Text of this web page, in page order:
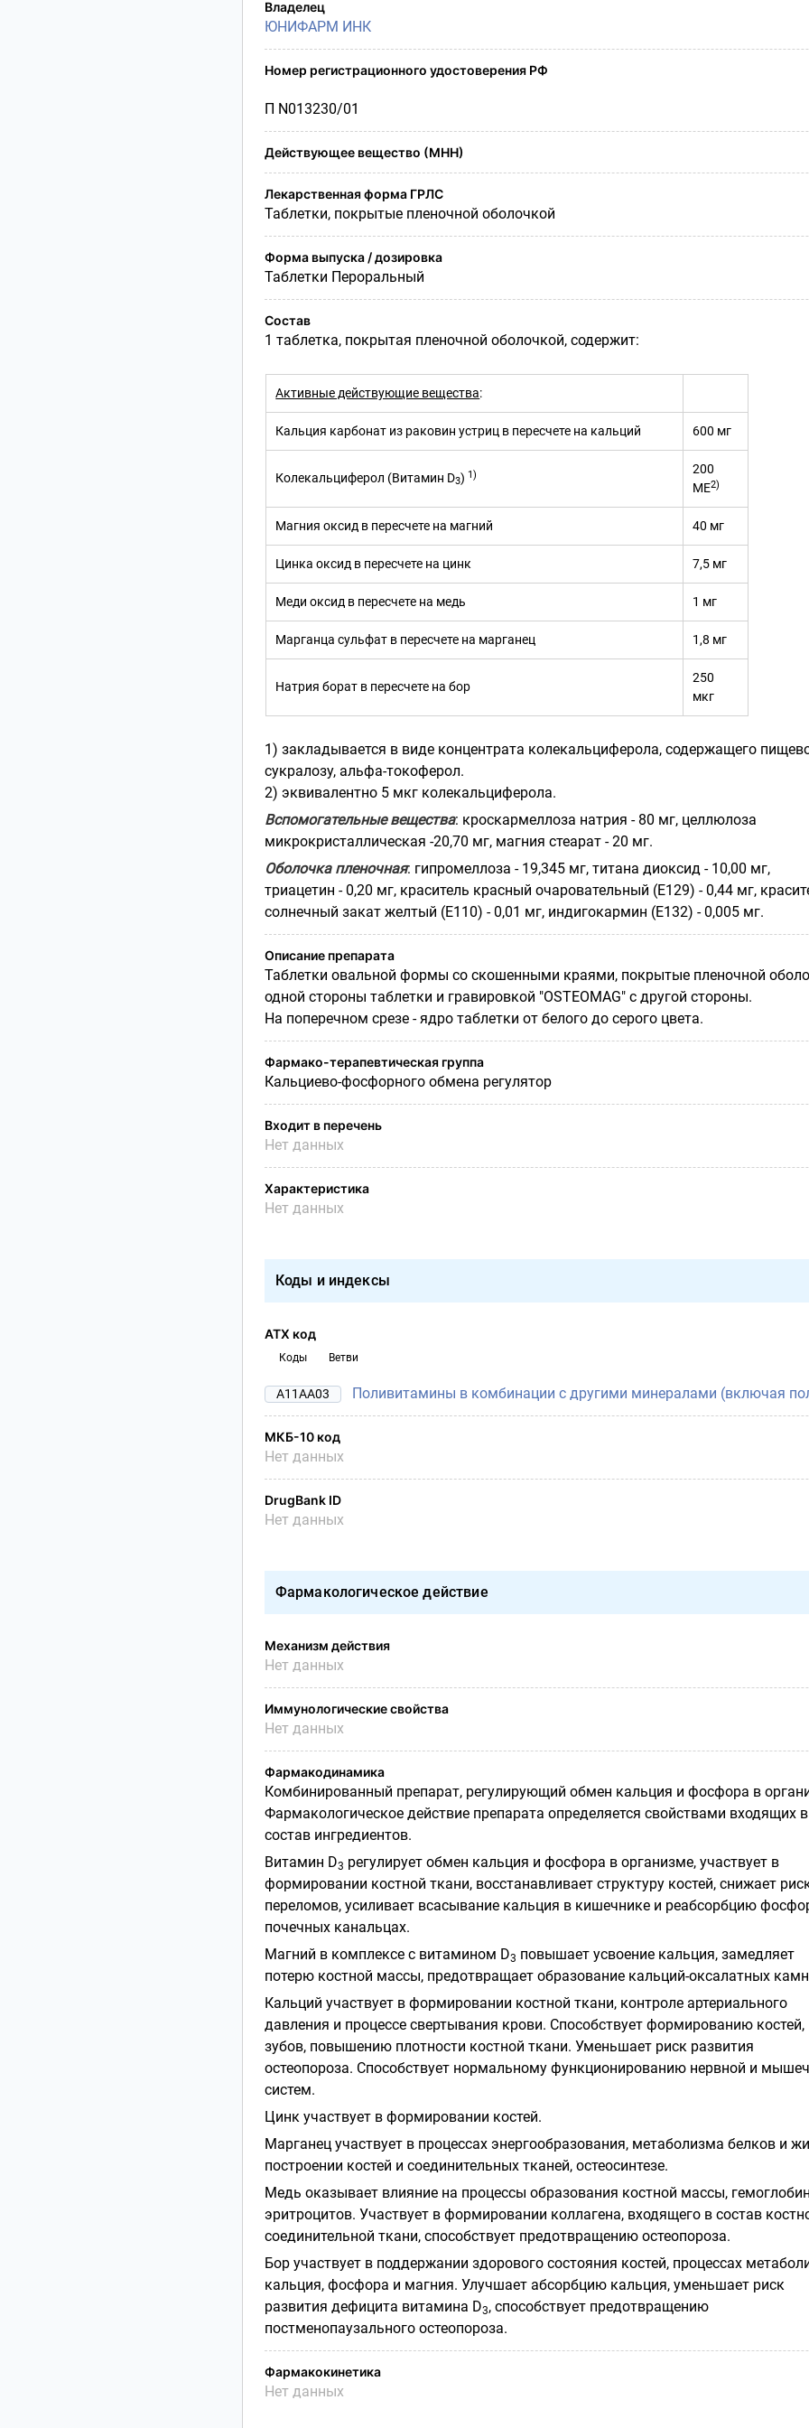
Владелец
ЮНИФАРМ ИНК
Номер регистрационного удостоверения РФ
П N013230/01
Действующее вещество (МНН)
Лекарственная форма ГРЛС
Таблетки, покрытые пленочной оболочкой
Форма выпуска / дозировка
Таблетки Пероральный
Состав
1 таблетка, покрытая пленочной оболочкой, содержит:
Активные действующие вещества:
Кальция карбонат из раковин устриц в пересчете на кальций 600 мг
Колекальциферол (Витамин D3) 1)
200
ME2)
Магния оксид в пересчете на магний 40 мг
Цинка оксид в пересчете на цинк 7,5 мг
Меди оксид в пересчете на медь 1 мг
Марганца сульфат в пересчете на марганец 1,8 мг
Натрия борат в пересчете на бор
250
мкг
1) закладывается в виде концентрата колекальциферола, содержащего
сукралозу, альфа-токоферол.
2) эквивалентно 5 мкг колекальциферола.
Вспомогательные вещества: кроскармеллоза натрия - 80 мг, целлюлоза
микрокристаллическая -20,70 мг, магния стеарат - 20 мг.
Оболочка пленочная: гипромеллоза - 19,345 мг, титана диоксид - 10,00 мг,
триацетин - 0,20 мг, краситель красный очаровательный (Е129) - 0,44 мг,
солнечный закат желтый (Е110) - 0,01 мг, индигокармин (Е132) - 0,005 мг.
Описание препарата
Таблетки овальной формы со скошенными краями, покрытые пленочной
одной стороны таблетки и гравировкой "OSTEOMAG" с другой стороны.
На поперечном срезе - ядро таблетки от белого до серого цвета.
Фармако-терапевтическая группа
Кальциево-фосфорного обмена регулятор
Входит в перечень
Нет данных
Характеристика
Нет данных
Коды и индексы
АТХ код
Коды Ветви
A11AA03 Поливитамины в комбинации с другими минералами (включая
МКБ-10 код
Нет данных
DrugBank ID
Нет данных
Фармакологическое действие
Механизм действия
Нет данных
Иммунологические свойства
Нет данных
Фармакодинамика
Комбинированный препарат, регулирующий обмен кальция и фосфора в
Фармакологическое действие препарата определяется свойствами входящих в
состав ингредиентов.
Витамин D3 регулирует обмен кальция и фосфора в организме, участвует в
формировании костной ткани, восстанавливает структуру костей, снижает
переломов, усиливает всасывание кальция в кишечнике и реабсорбцию
почечных канальцах.
Магний в комплексе с витамином D3 повышает усвоение кальция, замедляет
потерю костной массы, предотвращает образование кальций-оксалатных
Кальций участвует в формировании костной ткани, контроле артериального
давления и процессе свертывания крови. Способствует формированию костей,
зубов, повышению плотности костной ткани. Уменьшает риск развития
остеопороза. Способствует нормальному функционированию нервной и
систем.
Цинк участвует в формировании костей.
Марганец участвует в процессах энергообразования, метаболизма белков и
построении костей и соединительных тканей, остеосинтезе.
Медь оказывает влияние на процессы образования костной массы,
эритроцитов. Участвует в формировании коллагена, входящего в состав
соединительной ткани, способствует предотвращению остеопороза.
Бор участвует в поддержании здорового состояния костей, процессах
кальция, фосфора и магния. Улучшает абсорбцию кальция, уменьшает риск
развития дефицита витамина D3, способствует предотвращению
постменопаузального остеопороза.
Фармакокинетика
Нет данных